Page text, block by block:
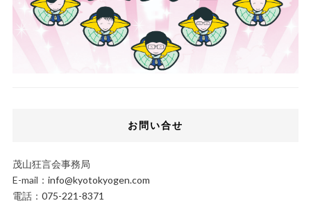
お問い合せ
茂山狂言会事務局
E-mail： info@kyotokyogen.com
電話： 075-221-8371